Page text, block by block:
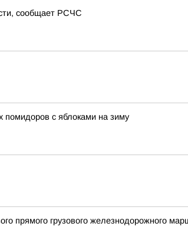
сообщает РСЧС
помидоров с яблоками на зиму
прямого грузового железнодорожного